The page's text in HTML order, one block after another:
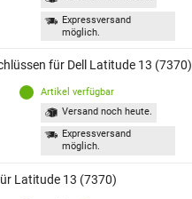
Expressversand
möglich.
für Dell Latitude 13 (7370)
Artikel verfügbar
Versand noch heute.
Expressversand
möglich.
Latitude 13 (7370)